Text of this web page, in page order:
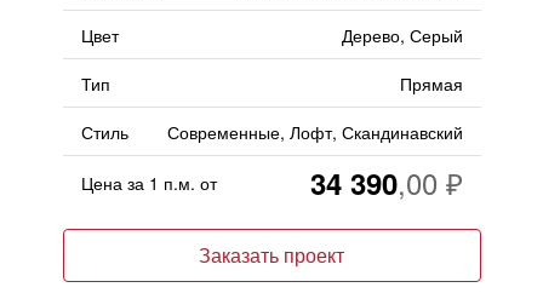
Цвет
Дерево, Серый
Тип
Прямая
Стиль
Современные, Лофт, Скандинавский
Цена за 1 п.м. от 34 390
Заказать проект